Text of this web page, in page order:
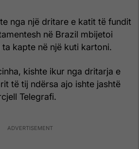
nga një dritare e katit të fundit
në Brazil mbijetoi
kapte në një kuti kartoni.
kishte ikur nga dritarja e
të tij ndërsa ajo ishte jashtë
Telegrafi.